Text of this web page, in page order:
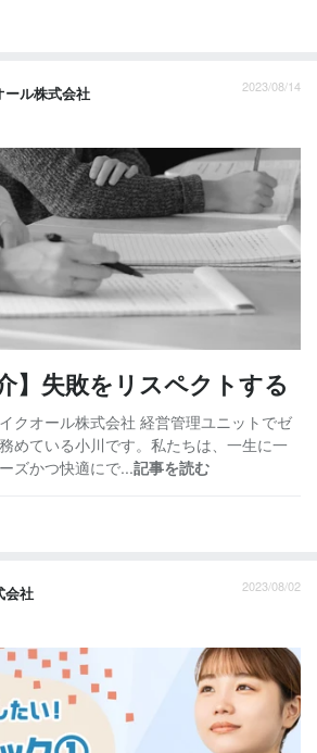
ール株式会社 2023/08/14
】失敗をリスペクトする
クオール株式会社 経営管理ユニットでゼ
めている小川です。私たちは、一生に一
ズかつ快適にで...記事を読む
会社 2023/08/02